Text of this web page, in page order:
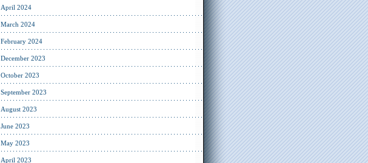
April 2024
March 2024
February 2024
December 2023
October 2023
September 2023
August 2023
June 2023
May 2023
April 2023